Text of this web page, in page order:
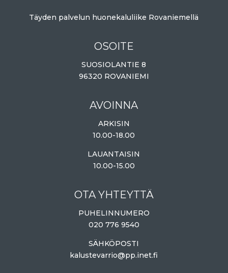
Täyden palvelun huonekaluliike Rovaniemellä
OSOITE
SUOSIOLANTIE 8
96320 ROVANIEMI
AVOINNA
ARKISIN
10.00-18.00
LAUANTAISIN
10.00-15.00
OTA YHTEYTTÄ
PUHELINNUMERO
020 776 9540
SÄHKÖPOSTI
kalustevarrio@pp.inet.fi